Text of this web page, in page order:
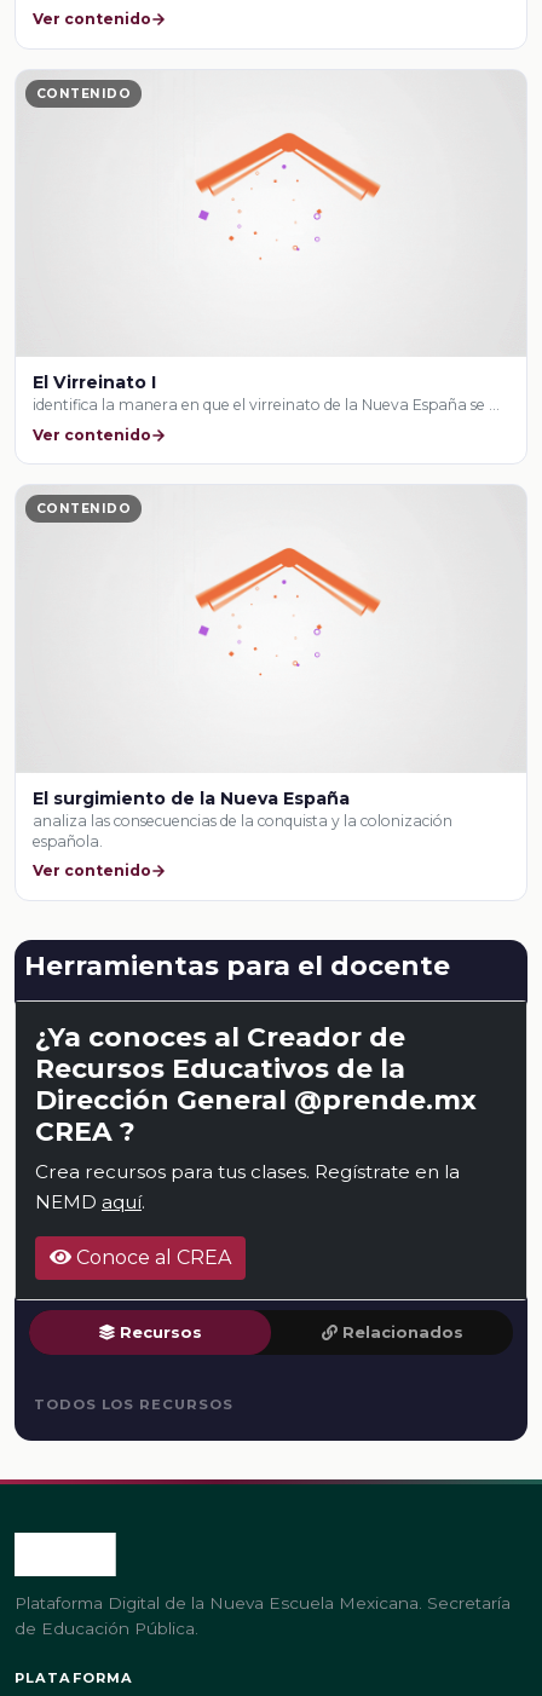
Ver contenido
CONTENIDO
El Virreinato I
identifica la manera en que el virreinato de la Nueva España se …
Ver contenido
CONTENIDO
El surgimiento de la Nueva España
analiza las consecuencias de la conquista y la colonización
española.
Ver contenido
Herramientas para el docente
¿Ya conoces al Creador de
Recursos Educativos de la
Dirección General @prende.mx
CREA ?
Crea recursos para tus clases. Regístrate en la
NEMD aquí.
Conoce al CREA
Recursos Relacionados
TODOS LOS RECURSOS
Plataforma Digital de la Nueva Escuela Mexicana. Secretaría
de Educación Pública.
PLATAFORMA